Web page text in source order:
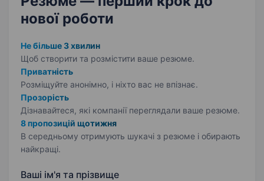
нової роботи
Не більше 3 хвилин
Щоб створити та розмістити ваше резюме.
Приватність
Розміщуйте анонімно, і ніхто вас не впізнає.
Прозорість
Дізнавайтеся, які компанії переглядали ваше резюме.
8 пропозицій щотижня
В середньому отримують шукачі з резюме і обирають
найкращі.
Ваші ім'я та прізвище